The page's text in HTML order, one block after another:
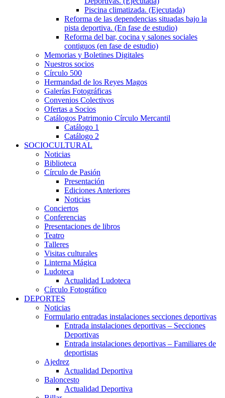
Piscina climatizada. (Ejecutada)
Reforma de las dependencias situadas bajo la
pista deportiva. (En fase de estudio)
Reforma del bar, cocina y salones sociales
contiguos (en fase de estudio)
Memorias y Boletines Digitales
Nuestros socios
Círculo 500
Hermandad de los Reyes Magos
Galerías Fotográficas
Convenios Colectivos
Ofertas a Socios
Catálogos Patrimonio Círculo Mercantil
Catálogo 1
Catálogo 2
SOCIOCULTURAL
Noticias
Biblioteca
Círculo de Pasión
Presentación
Ediciones Anteriores
Noticias
Conciertos
Conferencias
Presentaciones de libros
Teatro
Talleres
Visitas culturales
Linterna Mágica
Ludoteca
Actualidad Ludoteca
Círculo Fotográfico
DEPORTES
Noticias
Formulario entradas instalaciones secciones deportivas
Entrada instalaciones deportivas – Secciones
Deportivas
Entrada instalaciones deportivas – Familiares de
deportistas
Ajedrez
Actualidad Deportiva
Baloncesto
Actualidad Deportiva